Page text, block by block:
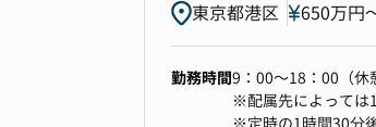
- Stripe
・新規商材・新サー
・J-SOX等の監査対
※これまでのご経験
東京都港区 650万円
勤務時間9：00～18：00（休
※配属先によっては